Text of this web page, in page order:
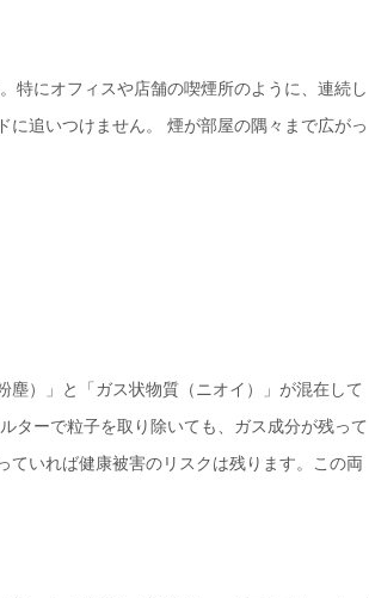
特にオフィスや店舗の喫煙所のように、連続し
追いつけません。 煙が部屋の隅々まで広がっ
）」と「ガス状物質（ニオイ）」が混在して
ターで粒子を取り除いても、ガス成分が残って
ていれば健康被害のリスクは残ります。この両